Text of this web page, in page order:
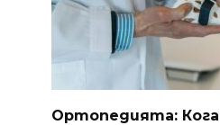
Ортопедията: